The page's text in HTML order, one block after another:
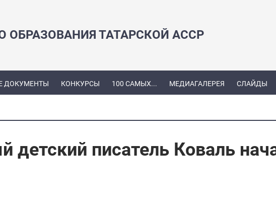
ОБРАЗОВАНИЯ ТАТАРСКОЙ АССР
ДОКУМЕНТЫ КОНКУРСЫ 100 САМЫХ... МЕДИАГАЛЕРЕЯ СЛАЙДЫ
детский писатель Коваль